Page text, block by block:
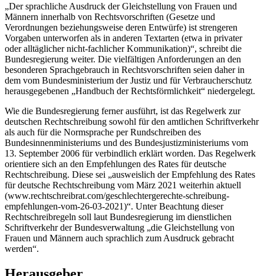
„Der sprachliche Ausdruck der Gleichstellung von Frauen und
Männern innerhalb von Rechtsvorschriften (Gesetze und
Verordnungen beziehungsweise deren Entwürfe) ist strengeren
Vorgaben unterworfen als in anderen Textarten (etwa in privater
oder alltäglicher nicht-fachlicher Kommunikation)“, schreibt die
Bundesregierung weiter. Die vielfältigen Anforderungen an den
besonderen Sprachgebrauch in Rechtsvorschriften seien daher in
dem vom Bundesministerium der Justiz und für Verbraucherschutz
herausgegebenen „Handbuch der Rechtsförmlichkeit“ niedergelegt.
Wie die Bundesregierung ferner ausführt, ist das Regelwerk zur
deutschen Rechtschreibung sowohl für den amtlichen Schriftverkehr
als auch für die Normsprache per Rundschreiben des
Bundesinnenministeriums und des Bundesjustizministeriums vom
13. September 2006 für verbindlich erklärt worden. Das Regelwerk
orientiere sich an den Empfehlungen des Rates für deutsche
Rechtschreibung. Diese sei „ausweislich der Empfehlung des Rates
für deutsche Rechtschreibung vom März 2021 weiterhin aktuell
(www.rechtschreibrat.com/geschlechtergerechte-schreibung-
empfehlungen-vom-26-03-2021)“. Unter Beachtung dieser
Rechtschreibregeln soll laut Bundesregierung im dienstlichen
Schriftverkehr der Bundesverwaltung „die Gleichstellung von
Frauen und Männern auch sprachlich zum Ausdruck gebracht
werden“.